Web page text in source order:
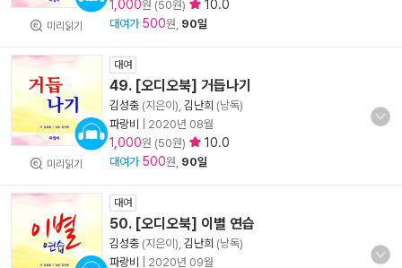
미리읽기
1,000원 (50원) 10.0
대여가 500원, 90일
미리읽기
대여
49. [오디오북] 거듭나기
김성충 (지은이), 김난희 (낭독)
파랑비
2020년 08월
1,000원 (50원) 10.0
대여가 500원, 90일
대여
50. [오디오북] 이별 연습
김성충 (지은이), 김난희 (낭독)
파랑비
2020년 09월